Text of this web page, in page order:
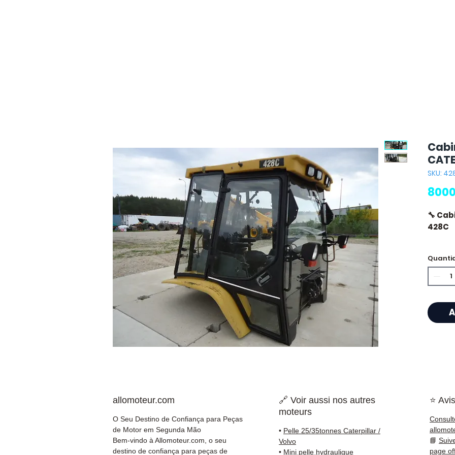
SKU:
🔧
428C
⭐
antes
✅
✅
allomoteur.com
O Seu Destino de Confiança para Peças
de Motor em Segunda Mão
Bem-vindo à Allomoteur.com, o seu
destino de confiança para peças de
🔗 Voir aussi nos autres
moteurs
• Pelle 25/35tonnes Caterpillar /
Volvo
• Mini pelle hydraulique
⭐
📘
page